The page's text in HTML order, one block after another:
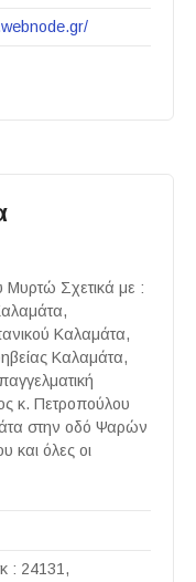
Σχετικά με :
Καλαμάτα,
Καλαμάτα,
κ. Πετροπούλου
στην οδό Ψαρών
και όλες οι
: 24131,